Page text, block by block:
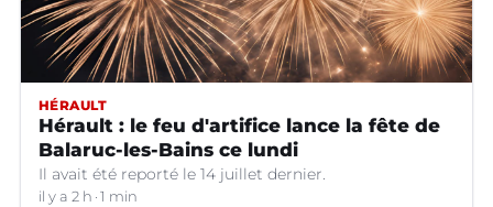
HÉRAULT
Hérault : le feu d'artifice lance la fête de
Balaruc-les-Bains ce lundi
Il avait été reporté le 14 juillet dernier.
il y a 2 h 1 min